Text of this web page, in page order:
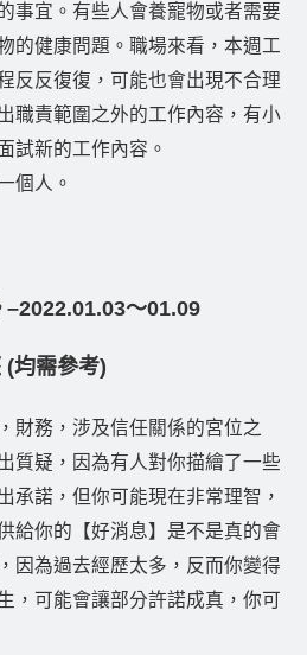
事宜。有些人會養寵物或者需要
的健康問題。職場來看，本週工
反反復復，可能也會出現不合理
職責範圍之外的工作內容，有小
試新的工作內容。
個人。
〜01.09
(均需參考)
財務，涉及信任關係的宮位之
質疑，因為有人對你描繪了一些
承諾，但你可能現在非常理智，
給你的【好消息】是不是真的會
因為過去經歷太多，反而你變得
，可能會讓部分許諾成真，你可